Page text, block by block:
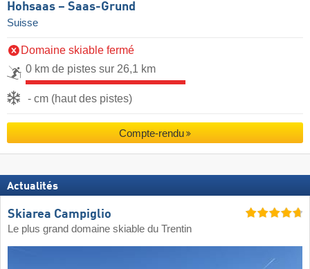
Hohsaas – Saas-Grund
Suisse
Domaine skiable fermé
0 km de pistes sur 26,1 km
- cm (haut des pistes)
Compte-rendu
Actualités
Skiarea Campiglio
Le plus grand domaine skiable du Trentin